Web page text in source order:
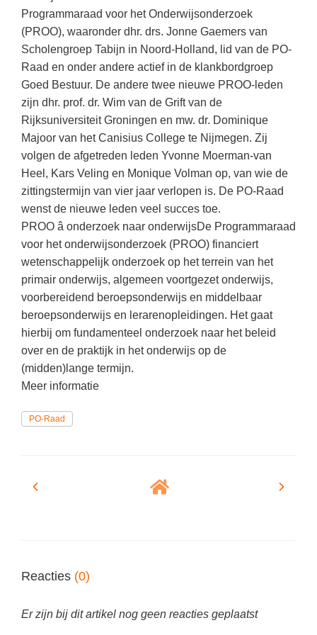
Digitaal onderwijs
Cito toets
Eindexamens
iPad scholen
NIEUWSARCHIEF
Augustus 2026
Juli 2026
Juni 2026
Mei 2026
April 2026
Lespakket ‘Circulaire Economie - van
verpakking tot nieuwe grondstof’
Gastles Zeebenen in de klas
Cursus Leer het heelal begrijpen
Van verdunningscalculator tot
practicumvoorbereiding: gratis online
hulpmiddelen voor science-docenten en
TOA's
DGM in de klas
Kerst kleurplaten
PUZZELS
Woordpuzzels
Kruiswoordpuzzels
LEUK IN DE KLAS
Raadsels
Rebussen
Biologie
Burgerschap
Duits
Economie
Engels
Filosofie
Frans
Fries (Frysk)
Geschiedenis
Handelswetenschappen
Klassieke Talen
Letterkunde
Levensbeschouwing
Maatschappijleer
Studievaardigheden
Boek: Kleine werelden van het zonnestelsel
Leren met klassieke muziek
Lasermachine voor het onderwijs
Lasergraaf
Onderwijs opleidingen
Gratis lesmateriaal Dove self-esteem
Ontdek Memo voor de onderbouw zelf!
Maak uw leerlingen mediawijs!
Rekentuin: altijd en overal rekenen oefenen
op je eigen niveau
Taalzee: adaptief oefenen en toetsen
Theater als middel voor het aanleren van
sociale vaardigheden
Lesmateriaal gebaseerd op
(hersen)onderzoek
Meesterbaan onderwijsvacatures
LEERMETHODEN
Biologie
Studievaardigheden
Programmaraad voor het Onderwijsonderzoek
(PROO), waaronder dhr. drs. Jonne Gaemers van
Scholengroep Tabijn in Noord-Holland, lid van de PO-
Raad en onder andere actief in de klankbordgroep
Goed Bestuur. De andere twee nieuwe PROO-leden
zijn dhr. prof. dr. Wim van de Grift van de
Rijksuniversiteit Groningen en mw. dr. Dominique
Majoor van het Canisius College te Nijmegen. Zij
volgen de afgetreden leden Yvonne Moerman-van
Heel, Kars Veling en Monique Volman op, van wie de
zittingstermijn van vier jaar verlopen is. De PO-Raad
wenst de nieuwe leden veel succes toe.
PROO â onderzoek naar onderwijsDe Programmaraad
voor het onderwijsonderzoek (PROO) financiert
wetenschappelijk onderzoek op het terrein van het
primair onderwijs, algemeen voortgezet onderwijs,
voorbereidend beroepsonderwijs en middelbaar
beroepsonderwijs en lerarenopleidingen. Het gaat
hierbij om fundamenteel onderzoek naar het beleid
over en de praktijk in het onderwijs op de
(midden)lange termijn.
Meer informatie
PO-Raad
Reacties (0)
Er zijn bij dit artikel nog geen reacties geplaatst